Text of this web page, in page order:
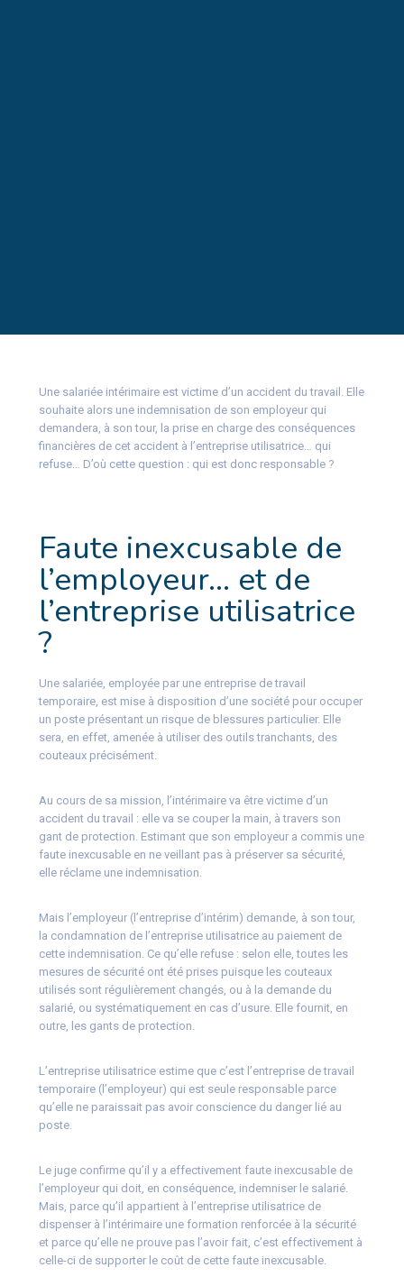
Une salariée intérimaire est victime d’un accident du travail. Elle
souhaite alors une indemnisation de son employeur qui
demandera, à son tour, la prise en charge des conséquences
financières de cet accident à l’entreprise utilisatrice… qui
refuse… D’où cette question : qui est donc responsable ?
Faute inexcusable de
l’employeur… et de
l’entreprise utilisatrice
?
Une salariée, employée par une entreprise de travail
temporaire, est mise à disposition d’une société pour occuper
un poste présentant un risque de blessures particulier. Elle
sera, en effet, amenée à utiliser des outils tranchants, des
couteaux précisément.
Au cours de sa mission, l’intérimaire va être victime d’un
accident du travail : elle va se couper la main, à travers son
gant de protection. Estimant que son employeur a commis une
faute inexcusable en ne veillant pas à préserver sa sécurité,
elle réclame une indemnisation.
Mais l’employeur (l’entreprise d’intérim) demande, à son tour,
la condamnation de l’entreprise utilisatrice au paiement de
cette indemnisation. Ce qu’elle refuse : selon elle, toutes les
mesures de sécurité ont été prises puisque les couteaux
utilisés sont régulièrement changés, ou à la demande du
salarié, ou systématiquement en cas d’usure. Elle fournit, en
outre, les gants de protection.
L’entreprise utilisatrice estime que c’est l’entreprise de travail
temporaire (l’employeur) qui est seule responsable parce
qu’elle ne paraissait pas avoir conscience du danger lié au
poste.
Le juge confirme qu’il y a effectivement faute inexcusable de
l’employeur qui doit, en conséquence, indemniser le salarié.
Mais, parce qu’il appartient à l’entreprise utilisatrice de
dispenser à l’intérimaire une formation renforcée à la sécurité
et parce qu’elle ne prouve pas l’avoir fait, c’est effectivement à
celle-ci de supporter le coût de cette faute inexcusable.